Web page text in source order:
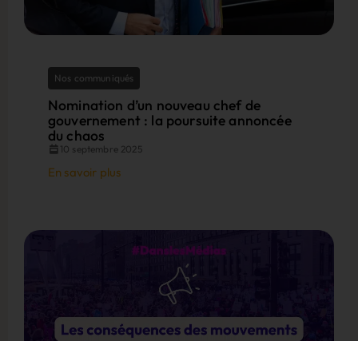
Nos communiqués
Nomination d’un nouveau chef de
gouvernement : la poursuite annoncée
du chaos
10 septembre 2025
En savoir plus